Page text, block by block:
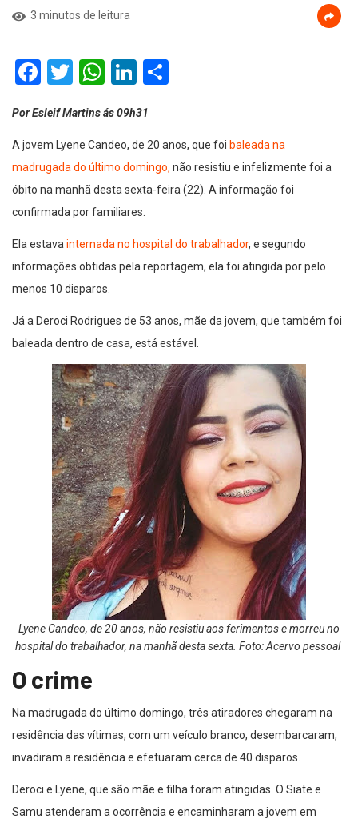
3 minutos de leitura
Facebook
Twitter
WhatsApp
LinkedIn
Por Esleif Martins ás 09h31
A jovem Lyene Candeo, de 20 anos, que foi baleada na
madrugada do último domingo, não resistiu e infelizmente foi a
óbito na manhã desta sexta-feira (22). A informação foi
confirmada por familiares.
Ela estava internada no hospital do trabalhador, e segundo
informações obtidas pela reportagem, ela foi atingida por pelo
menos 10 disparos.
Já a Deroci Rodrigues de 53 anos, mãe da jovem, que também foi
baleada dentro de casa, está estável.
Lyene Candeo, de 20 anos, não resistiu aos ferimentos e morreu no
hospital do trabalhador, na manhã desta sexta. Foto: Acervo pessoal
O crime
Na madrugada do último domingo, três atiradores chegaram na
residência das vítimas, com um veículo branco, desembarcaram,
invadiram a residência e efetuaram cerca de 40 disparos.
Deroci e Lyene, que são mãe e filha foram atingidas. O Siate e
Samu atenderam a ocorrência e encaminharam a jovem em